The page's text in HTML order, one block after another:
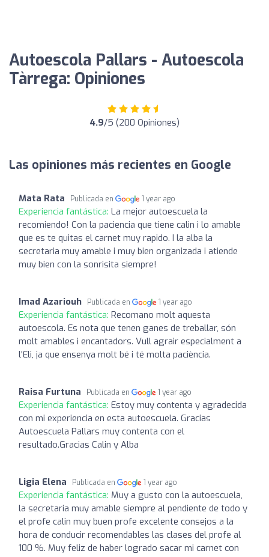
Autoescola Pallars - Autoescola
Tàrrega: Opiniones
4.9/5 (200 Opiniones)
Las opiniones más recientes en Google
Mata Rata Publicada en 1 year ago
Experiencia fantástica: La mejor autoescuela la
recomiendo! Con la paciencia que tiene calin i lo amable
que es te quitas el carnet muy rapido. I la alba la
secretaria muy amable i muy bien organizada i atiende
muy bien con la sonrisita siempre!
Imad Azariouh Publicada en 1 year ago
Experiencia fantástica: Recomano molt aquesta
autoescola. Es nota que tenen ganes de treballar, són
molt amables i encantadors. Vull agrair especialment a
l'Eli, ja que ensenya molt bé i té molta paciència.
Raisa Furtuna Publicada en 1 year ago
Experiencia fantástica: Estoy muy contenta y agradecida
con mi experiencia en esta autoescuela. Gracias
Autoescuela Pallars muy contenta con el
resultado.Gracias Calin y Alba
Ligia Elena Publicada en 1 year ago
Experiencia fantástica: Muy a gusto con la autoescuela,
la secretaria muy amable siempre al pendiente de todo y
el profe calin muy buen profe excelente consejos a la
hora de conducir recomendables las clases del profe al
100 %. Muy feliz de haber logrado sacar mi carnet con